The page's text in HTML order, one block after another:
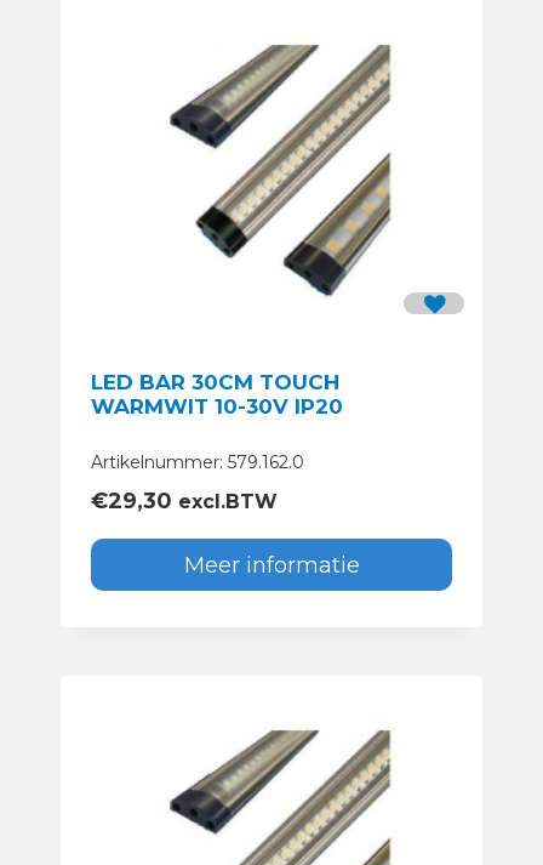
LED BAR 30CM TOUCH
WARMWIT 10-30V IP20
Artikelnummer: 579.162.0
€29,30 excl.BTW
Meer informatie